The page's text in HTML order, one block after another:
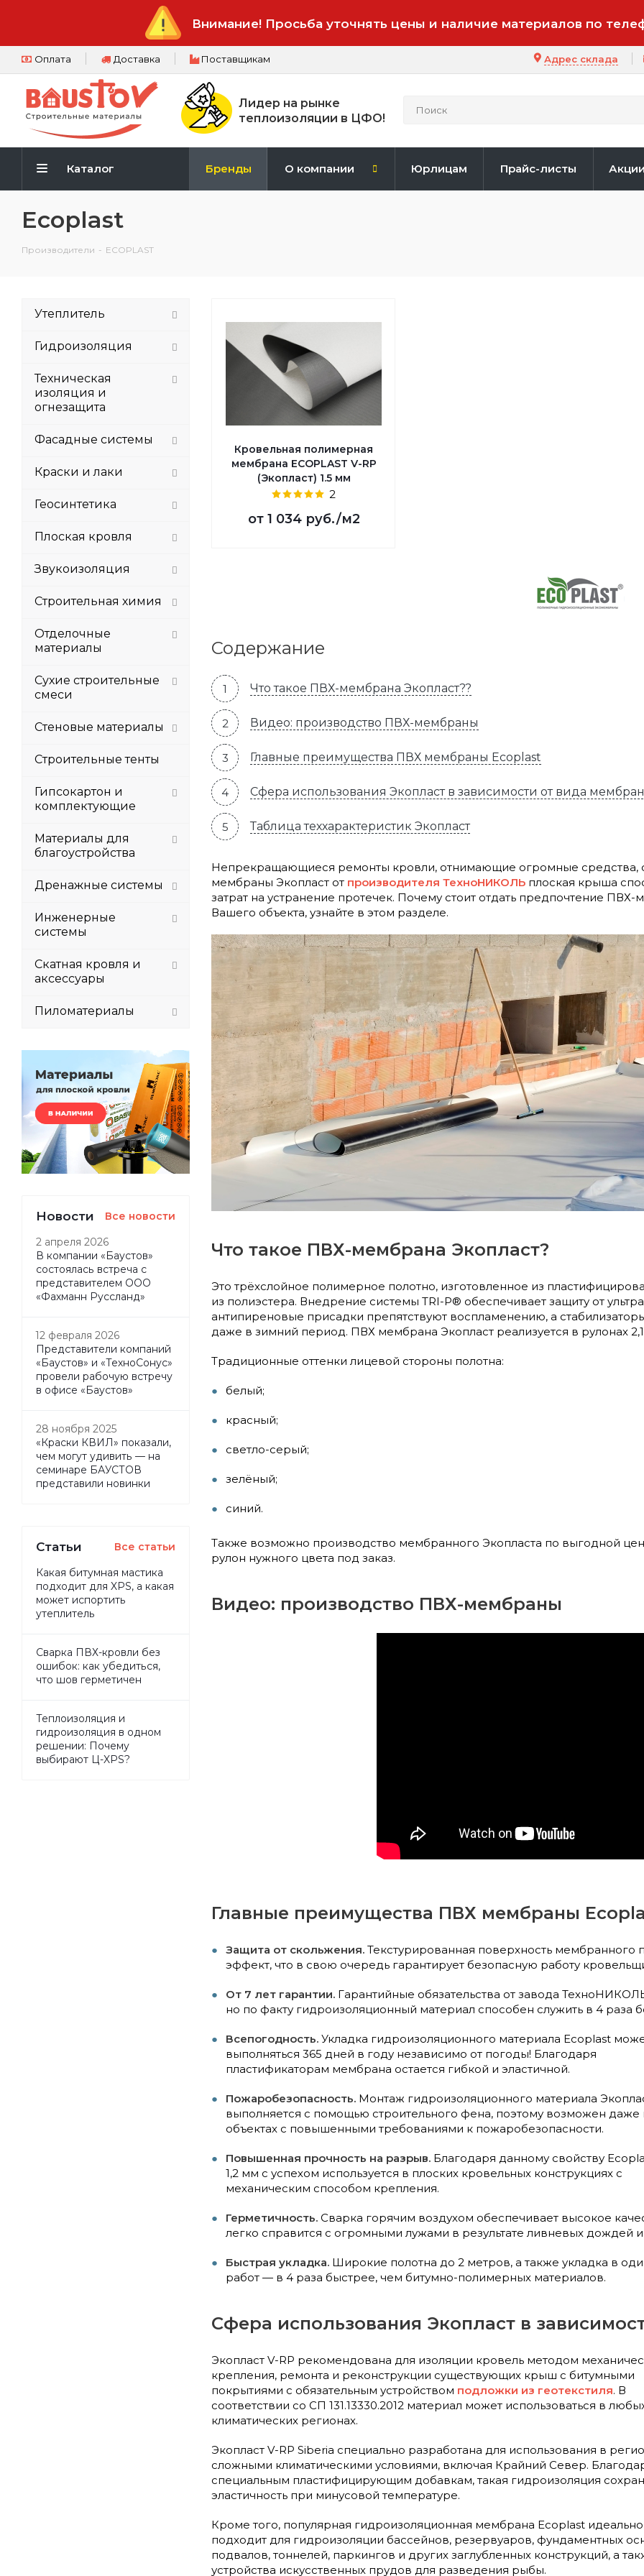
Внимание! Просьба уточнять цены и наличие материалов по
Оплата Доставка Поставщикам Адрес склада
Лидер на рынке
теплоизоляции в ЦФО!
Каталог Бренды О компании Юрлицам Прайс-листы
Ecoplast
Производители - ECOPLAST
Кровельная полимерная
мембрана ECOPLAST V-RP
(Экопласт) 1.5 мм
2
от 1 034 руб./м2
Содержание
Что такое ПВХ-мембрана Экопласт??
Видео: производство ПВХ-мембраны
Главные преимущества ПВХ мембраны Ecoplast
Сфера использования Экопласт в зависимости от вида
Таблица теххарактеристик Экопласт
Непрекращающиеся ремонты кровли, отнимающие огромные средства,
мембраны Экопласт от производителя ТехноНИКОЛЬ плоская крыша
затрат на устранение протечек. Почему стоит отдать предпочтение
Вашего объекта, узнайте в этом разделе.
Что такое ПВХ-мембрана Экопласт?
Это трёхслойное полимерное полотно, изготовленное из
из полиэстера. Внедрение системы TRI-P® обеспечивает защиту от
антипиреновые присадки препятствуют воспламенению, а
даже в зимний период. ПВХ мембрана Экопласт реализуется в рулонах
Традиционные оттенки лицевой стороны полотна:
белый;
красный;
светло-серый;
зелёный;
синий.
Также возможно производство мембранного Экопласта по выгодной
рулон нужного цвета под заказ.
Видео: производство ПВХ-мембраны
Главные преимущества ПВХ мембраны
Защита от скольжения. Текстурированная поверхность мембранного
эффект, что в свою очередь гарантирует безопасную работу
От 7 лет гарантии. Гарантийные обязательства от завода
но по факту гидроизоляционный материал способен служить в 4 раза
Всепогодность. Укладка гидроизоляционного материала Ecoplast
выполняться 365 дней в году независимо от погоды! Благодаря
пластификаторам мембрана остается гибкой и эластичной.
Пожаробезопасность. Монтаж гидроизоляционного материала
выполняется с помощью строительного фена, поэтому возможен даже
объектах с повышенными требованиями к пожаробезопасности.
Повышенная прочность на разрыв. Благодаря данному свойству
1,2 мм с успехом используется в плоских кровельных конструкциях с
механическим способом крепления.
Герметичность. Сварка горячим воздухом обеспечивает высокое
легко справится с огромными лужами в результате ливневых дождей
Быстрая укладка. Широкие полотна до 2 метров, а также укладка в
работ — в 4 раза быстрее, чем битумно-полимерных материалов.
Сфера использования Экопласт в
Экопласт V-RP рекомендована для изоляции кровель методом
крепления, ремонта и реконструкции существующих крыш с битумными
покрытиями с обязательным устройством подложки из геотекстиля. В
соответствии со СП 131.13330.2012 материал может использоваться в
климатических регионах.
Экопласт V-RP Siberia специально разработана для использования в
сложными климатическими условиями, включая Крайний Север.
специальным пластифицирующим добавкам, такая гидроизоляция
эластичность при минусовой температуре.
Кроме того, популярная гидроизоляционная мембрана Ecoplast идеально
подходит для гидроизоляции бассейнов, резервуаров, фундаментных
подвалов, тоннелей, паркингов и других заглубленных конструкций, а
устройства искусственных прудов для разведения рыбы.
Утеплитель
Гидроизоляция
Техническая
изоляция и
огнезащита
Фасадные системы
Краски и лаки
Геосинтетика
Плоская кровля
Звукоизоляция
Строительная химия
Отделочные
материалы
Сухие строительные
смеси
Стеновые материалы
Строительные тенты
Гипсокартон и
комплектующие
Материалы для
благоустройства
Дренажные системы
Инженерные
системы
Скатная кровля и
аксессуары
Пиломатериалы
Новости Все новости
2 апреля 2026
В компании «Баустов»
состоялась встреча с
представителем ООО
«Фахманн Руссланд»
12 февраля 2026
Представители компаний
«Баустов» и «ТехноСонус»
провели рабочую встречу
в офисе «Баустов»
28 ноября 2025
«Краски КВИЛ» показали,
чем могут удивить — на
семинаре БАУСТОВ
представили новинки
Статьи Все статьи
Какая битумная мастика
подходит для XPS, а какая
может испортить
утеплитель
Сварка ПВХ-кровли без
ошибок: как убедиться,
что шов герметичен
Теплоизоляция и
гидроизоляция в одном
решении: Почему
выбирают Ц-XPS?